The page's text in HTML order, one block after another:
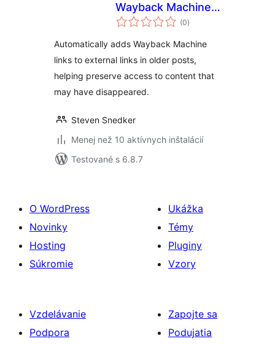
Wayback Machine
links to URLs(0celkové
hodnotenie
)
Automatically adds Wayback Machine
links to external links in older posts,
helping preserve access to content that
may have disappeared.
Steven Snedker
Menej než 10 aktívnych inštalácií
Testované s 6.8.7
O WordPress
Novinky
Hosting
Súkromie
Ukážka
Témy
Pluginy
Vzory
Vzdelávanie
Podpora
Zapojte sa
Podujatia